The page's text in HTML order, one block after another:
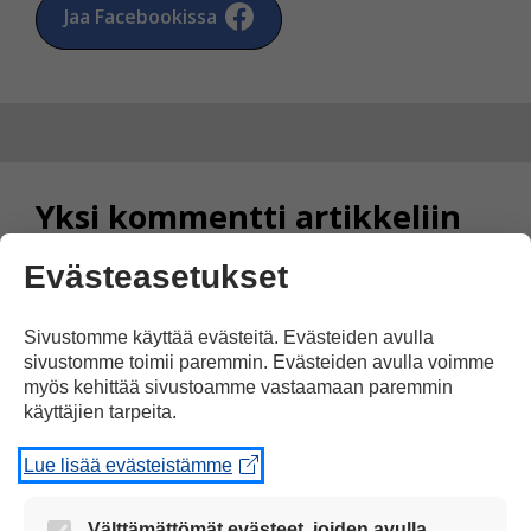
Jaa Facebookissa
Yksi kommentti artikkeliin
”Lennokit tuovat ostoksia”
olivia
04.04.2019 klo 11:56
Evästeasetukset
Sivustomme käyttää evästeitä. Evästeiden avulla
sivustomme toimii paremmin. Evästeiden avulla voimme
myös kehittää sivustoamme vastaamaan paremmin
käyttäjien tarpeita.
Lue lisää evästeistämme